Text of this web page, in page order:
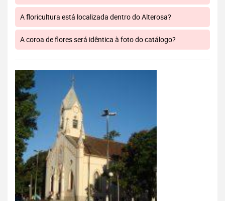
A floricultura está localizada dentro do Alterosa?
A coroa de flores será idêntica à foto do catálogo?